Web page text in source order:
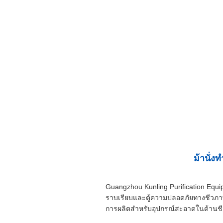
ม้านั่ง
Guangzhou Kunling Purification
ราบเรียบและตู้ความปลอดภัยทางชีว
การผลิตสำหรับอุปกรณ์สะอาดในด้าน